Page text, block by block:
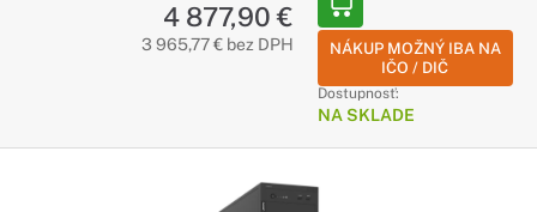
4 877,90 €
3 965,77 € bez DPH
NÁKUP MOŽNÝ IBA NA
IČO / DIČ
Dostupnosť:
NA SKLADE